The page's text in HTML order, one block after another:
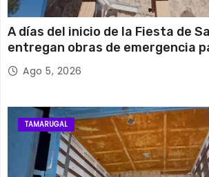
A días del inicio de la Fiesta de
entregan obras de emergencia
su histórico campanario
Ago 5, 2026
TAMARUGAL